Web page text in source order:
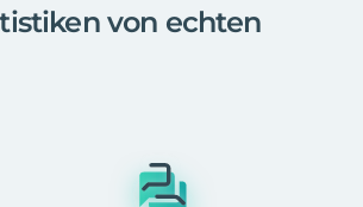
von echten